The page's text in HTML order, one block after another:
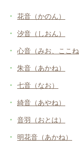
花音（かのん）
汐音（しおん）
心音（みお、ここね
朱音（あかね）
七音（なお）
綺音（あやね）
音羽（おとは）
明花音（あかね）